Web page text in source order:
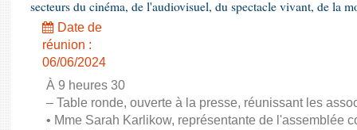
secteurs du cinéma, de l'audiovisuel, du spectacle vivant, de la
Date de
réunion :
06/06/2024
À 9 heures 30
– Table ronde, ouverte à la presse, réunissant les
• Mme Sarah Karlikow, représentante de l'assemblée